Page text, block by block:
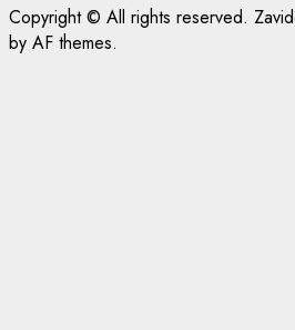
Copyright © All rights reserved.
by AF themes.